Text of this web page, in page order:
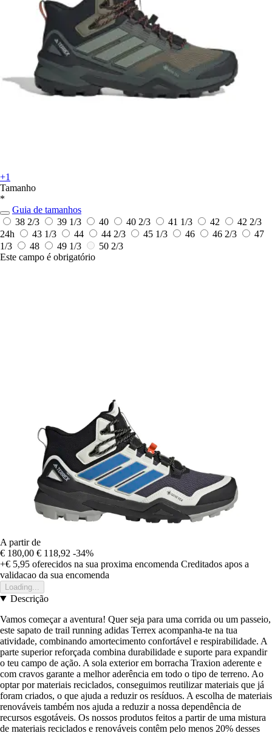
+1
Tamanho
*
Guia de tamanhos
38 2/3
39 1/3 40 40 2/3 41 1/3 42
42 2/3
24h
43 1/3 44 44 2/3 45 1/3 46 46 2/3
47
1/3
48 49 1/3
50 2/3
Este campo é obrigatório
A partir de
€ 180,00 € 118,92 -34%
+€ 5,95 oferecidos na sua proxima encomenda Creditados apos a
validacao da sua encomenda
Loading...
Descrição
Vamos começar a aventura! Quer seja para uma corrida ou um passeio,
este sapato de trail running adidas Terrex acompanha-te na tua
atividade, combinando amortecimento confortável e respirabilidade. A
parte superior reforçada combina durabilidade e suporte para expandir
o teu campo de ação. A sola exterior em borracha Traxion aderente e
com cravos garante a melhor aderência em todo o tipo de terreno. Ao
optar por materiais reciclados, conseguimos reutilizar materiais que já
foram criados, o que ajuda a reduzir os resíduos. A escolha de materiais
renováveis também nos ajuda a reduzir a nossa dependência de
recursos esgotáveis. Os nossos produtos feitos a partir de uma mistura
de materiais reciclados e renováveis contêm pelo menos 20% desses